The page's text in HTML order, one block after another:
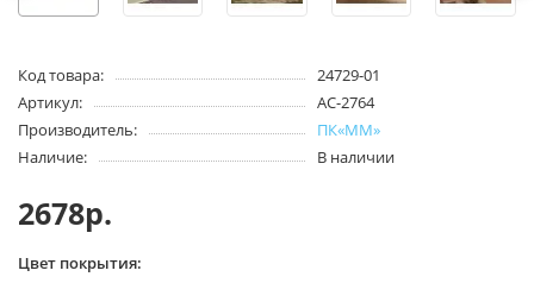
Код товара:
24729-01
Артикул:
АС-2764
Производитель:
ПК«ММ»
Наличие:
В наличии
2678р.
Цвет покрытия: